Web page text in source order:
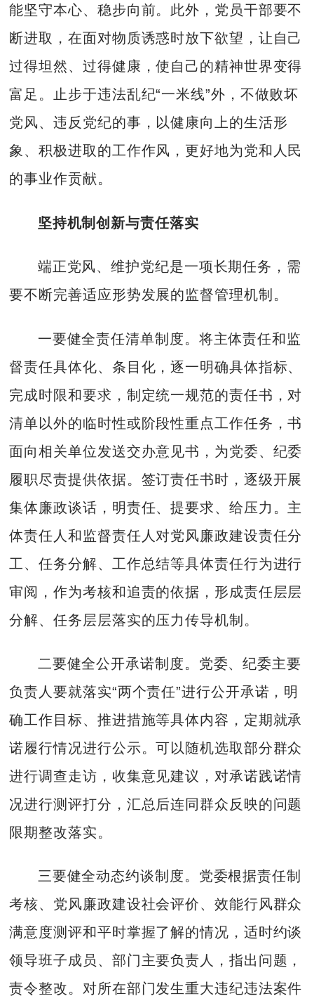
能坚守本心、稳步向前。此外，党员干部要不
断进取，在面对物质诱惑时放下欲望，让自己
过得坦然、过得健康，使自己的精神世界变得
富足。止步于违法乱纪“一米线”外，不做败坏
党风、违反党纪的事，以健康向上的生活形
象、积极进取的工作作风，更好地为党和人民
的事业作贡献。
坚持机制创新与责任落实
端正党风、维护党纪是一项长期任务，需
要不断完善适应形势发展的监督管理机制。
一要健全责任清单制度。将主体责任和监
督责任具体化、条目化，逐一明确具体指标、
完成时限和要求，制定统一规范的责任书，对
清单以外的临时性或阶段性重点工作任务，书
面向相关单位发送交办意见书，为党委、纪委
履职尽责提供依据。签订责任书时，逐级开展
集体廉政谈话，明责任、提要求、给压力。主
体责任人和监督责任人对党风廉政建设责任分
工、任务分解、工作总结等具体责任行为进行
审阅，作为考核和追责的依据，形成责任层层
分解、任务层层落实的压力传导机制。
二要健全公开承诺制度。党委、纪委主要
负责人要就落实“两个责任”进行公开承诺，明
确工作目标、推进措施等具体内容，定期就承
诺履行情况进行公示。可以随机选取部分群众
进行调查走访，收集意见建议，对承诺践诺情
况进行测评打分，汇总后连同群众反映的问题
限期整改落实。
三要健全动态约谈制度。党委根据责任制
考核、党风廉政建设社会评价、效能行风群众
满意度测评和平时掌握了解的情况，适时约谈
领导班子成员、部门主要负责人，指出问题，
责令整改。对所在部门发生重大违纪违法案件